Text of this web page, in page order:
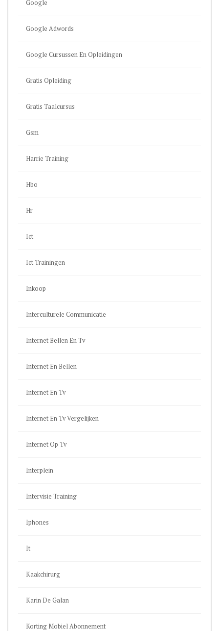
Google
Google Adwords
Google Cursussen En Opleidingen
Gratis Opleiding
Gratis Taalcursus
Gsm
Harrie Training
Hbo
Hr
Ict
Ict Trainingen
Inkoop
Interculturele Communicatie
Internet Bellen En Tv
Internet En Bellen
Internet En Tv
Internet En Tv Vergelijken
Internet Op Tv
Interplein
Intervisie Training
Iphones
It
Kaakchirurg
Karin De Galan
Korting Mobiel Abonnement